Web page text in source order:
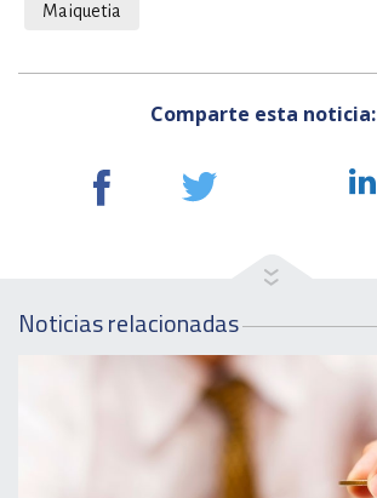
Maiquetia
Comparte esta noticia:
Noticias relacionadas